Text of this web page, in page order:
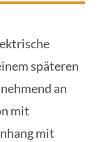
späteren
an
mit
mit